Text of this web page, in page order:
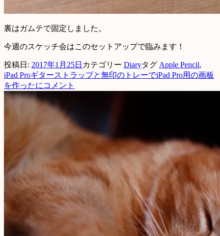
裏はガムテで固定しました。
今週のスケッチ会はこのセットアップで臨みます！
投稿日: 2017年1月25日 カテゴリー Diaryタグ Apple Pencil,
iPad Proギターストラップと無印のトレーでiPad Pro用の画板
を作ったに コメント